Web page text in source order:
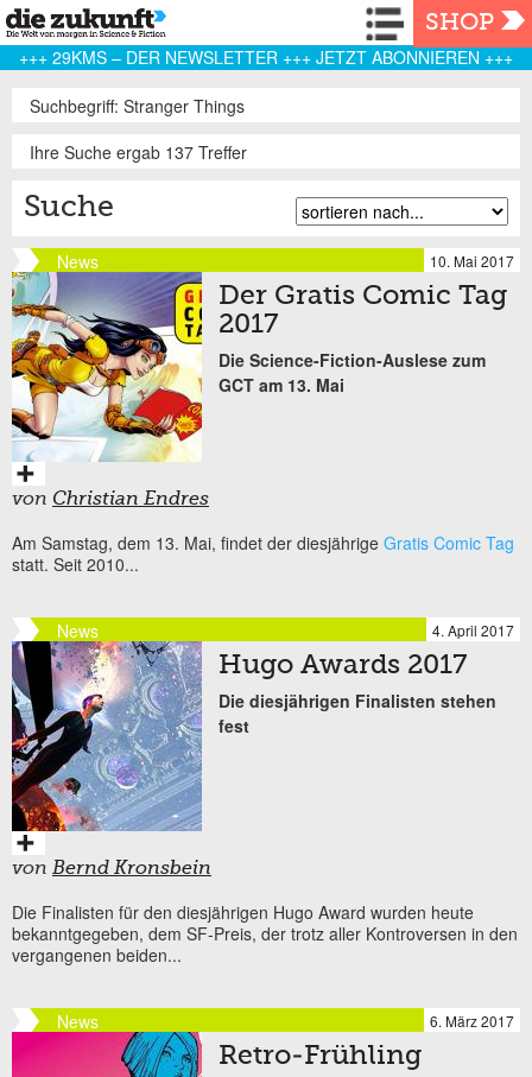
Navigation
SHOP
+++ 29KMS – DER NEWSLETTER +++ JETZT ABONNIEREN +++
Suchbegriff: Stranger Things
Ihre Suche ergab 137 Treffer
Suche
News 10. Mai 2017
Der Gratis Comic Tag
2017
Die Science-Fiction-Auslese zum
GCT am 13. Mai
von Christian Endres
Am Samstag, dem 13. Mai, findet der diesjährige Gratis Comic Tag
statt. Seit 2010...
News 4. April 2017
Hugo Awards 2017
Die diesjährigen Finalisten stehen
fest
von Bernd Kronsbein
Die Finalisten für den diesjährigen Hugo Award wurden heute
bekanntgegeben, dem SF-Preis, der trotz aller Kontroversen in den
vergangenen beiden...
News 6. März 2017
Retro-Frühling